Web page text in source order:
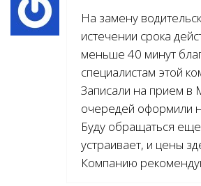
На замену
истечении срока
меньше 40 минут
специалистам этой
Записали на прием в
очередей оформили
Буду обращаться
устраивает, и цены
Компанию